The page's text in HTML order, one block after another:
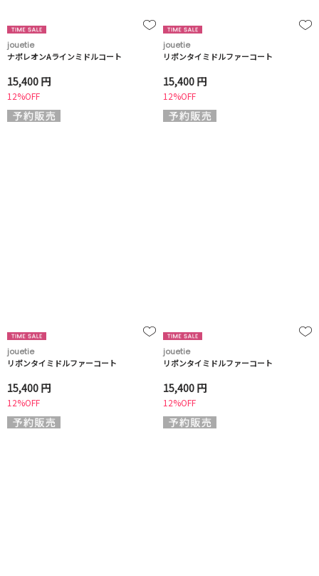
jouetie
ナポレオンAラインミドルコート
15,400 円
12%OFF
jouetie
リボンタイミドルファーコート
15,400 円
12%OFF
jouetie
リボンタイミドルファーコート
15,400 円
12%OFF
jouetie
リボンタイミドルファーコート
15,400 円
12%OFF